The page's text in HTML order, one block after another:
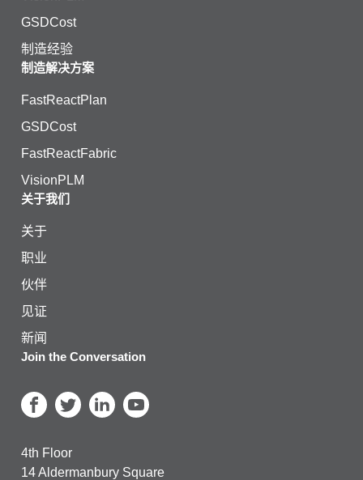
GSDCost
制造经验
制造解决方案
FastReactPlan
GSDCost
FastReactFabric
VisionPLM
关于我们
关于
职业
伙伴
见证
新闻
Join the Conversation
4th Floor
14 Aldermanbury Square